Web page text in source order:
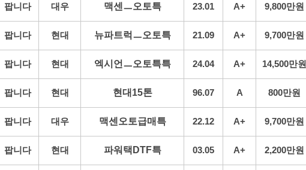
팝니다 대우 맥센ㅡ오토특 23.01 A+ 9,800만원
팝니다 현대 뉴파트럭ㅡ오토특 21.09 A+ 9,700만원
팝니다 현대 엑시언ㅡ오토특특 24.04 A+ 14,500만원
팝니다 현대 현대15톤 96.07 A 800만원
팝니다 대우 맥센오토급매특 22.12 A+ 9,700만원
팝니다 현대 파워택DTF특 03.05 A+ 2,200만원